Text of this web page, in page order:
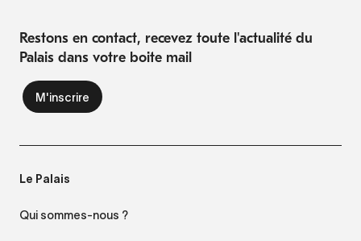
Restons en contact, recevez toute l'actualité du
Palais dans votre boite mail
Le Palais
Qui sommes-nous ?